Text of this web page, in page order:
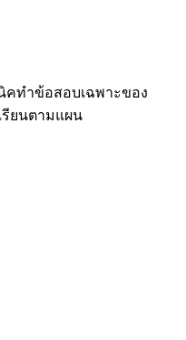
คทำข้อสอบเฉพาะของ
รียนตามแผน